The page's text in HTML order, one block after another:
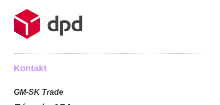
Kontakt
GM-SK Trade